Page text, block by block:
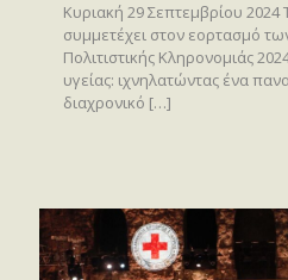
Κυριακή 29 Σεπτεμβρίου
συμμετέχει στον εορτασμό
Πολιτιστικής Κληρονομιάς
υγείας: ιχνηλατώντας ένα
διαχρονικό […]